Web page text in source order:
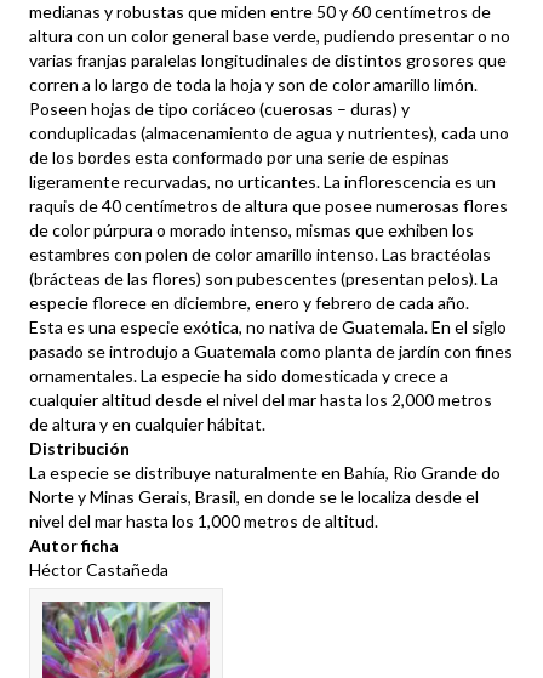
medianas y robustas que miden entre 50 y 60 centímetros de
altura con un color general base verde, pudiendo presentar o no
varias franjas paralelas longitudinales de distintos grosores que
corren a lo largo de toda la hoja y son de color amarillo limón.
Poseen hojas de tipo coriáceo (cuerosas – duras) y
conduplicadas (almacenamiento de agua y nutrientes), cada uno
de los bordes esta conformado por una serie de espinas
ligeramente recurvadas, no urticantes. La inflorescencia es un
raquis de 40 centímetros de altura que posee numerosas flores
de color púrpura o morado intenso, mismas que exhiben los
estambres con polen de color amarillo intenso. Las bractéolas
(brácteas de las flores) son pubescentes (presentan pelos). La
especie florece en diciembre, enero y febrero de cada año.
Esta es una especie exótica, no nativa de Guatemala. En el siglo
pasado se introdujo a Guatemala como planta de jardín con fines
ornamentales. La especie ha sido domesticada y crece a
cualquier altitud desde el nivel del mar hasta los 2,000 metros
de altura y en cualquier hábitat.
Distribución
La especie se distribuye naturalmente en Bahía, Rio Grande do
Norte y Minas Gerais, Brasil, en donde se le localiza desde el
nivel del mar hasta los 1,000 metros de altitud.
Autor ficha
Héctor Castañeda